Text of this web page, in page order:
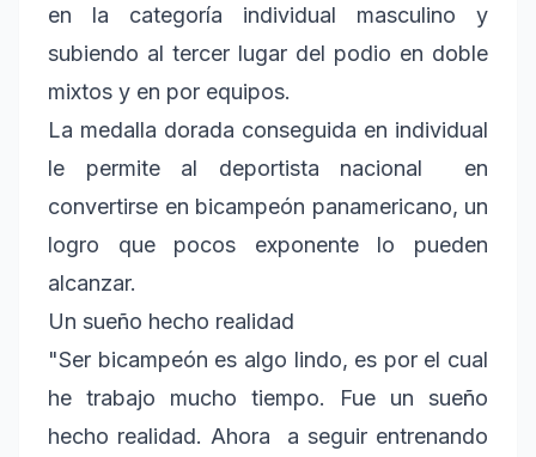
en la categoría individual masculino y
subiendo al tercer lugar del podio en doble
mixtos y en por equipos.
La medalla dorada conseguida en individual
le permite al deportista nacional en
convertirse en bicampeón panamericano, un
logro que pocos exponente lo pueden
alcanzar.
Un sueño hecho realidad
"Ser bicampeón es algo lindo, es por el cual
he trabajo mucho tiempo. Fue un sueño
hecho realidad. Ahora a seguir entrenando